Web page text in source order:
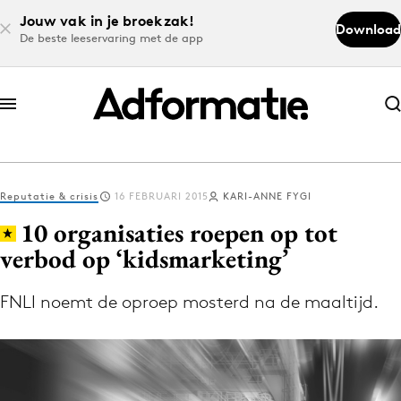
Jouw vak in je broekzak!
De beste leeservaring met de app
Download
Abonneer nu
Abonneer nu
Log in
Volg het laatste nieuws via de Adformatie
Reputatie & crisis 16 FEBRUARI 2015 KARI-ANNE FYGI
10 organisaties roepen op tot
verbod op ‘kidsmarketing’
FNLI noemt de oproep mosterd na de maaltijd.